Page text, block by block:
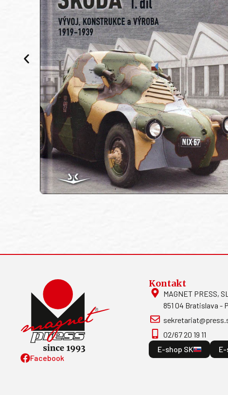
Facebook
Kontakt
MAGNET PRESS,
851 04 Bratislava -
02/67 20 19 11
E-shop SK